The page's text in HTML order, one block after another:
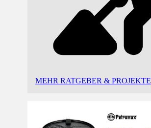
MEHR RATGEBER & PROJEKTE